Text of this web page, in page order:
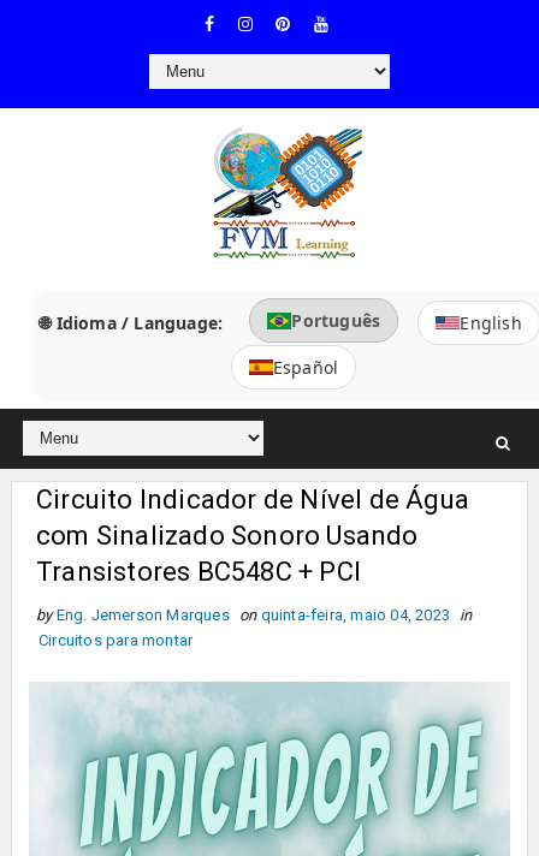
🌐 Idioma / Language: Português
English
Español
Circuito Indicador de Nível de Água
com Sinalizado Sonoro Usando
Transistores BC548C + PCI
by Eng. Jemerson Marques on quinta-feira, maio 04, 2023
in
Circuitos para montar